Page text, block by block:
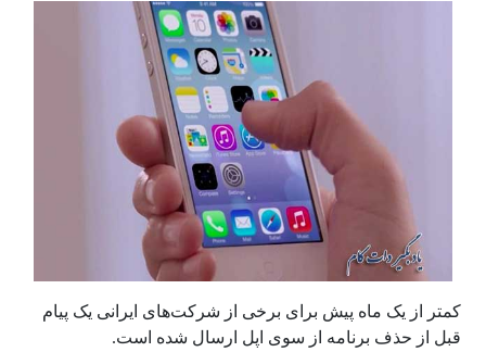
کمتر از یک ماه پیش برای برخی از شرکت‌های ایرانی یک پیام
قبل از حذف برنامه از سوی اپل ارسال شده است.